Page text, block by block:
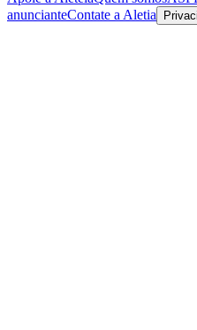
anuncianteContate a Aletia